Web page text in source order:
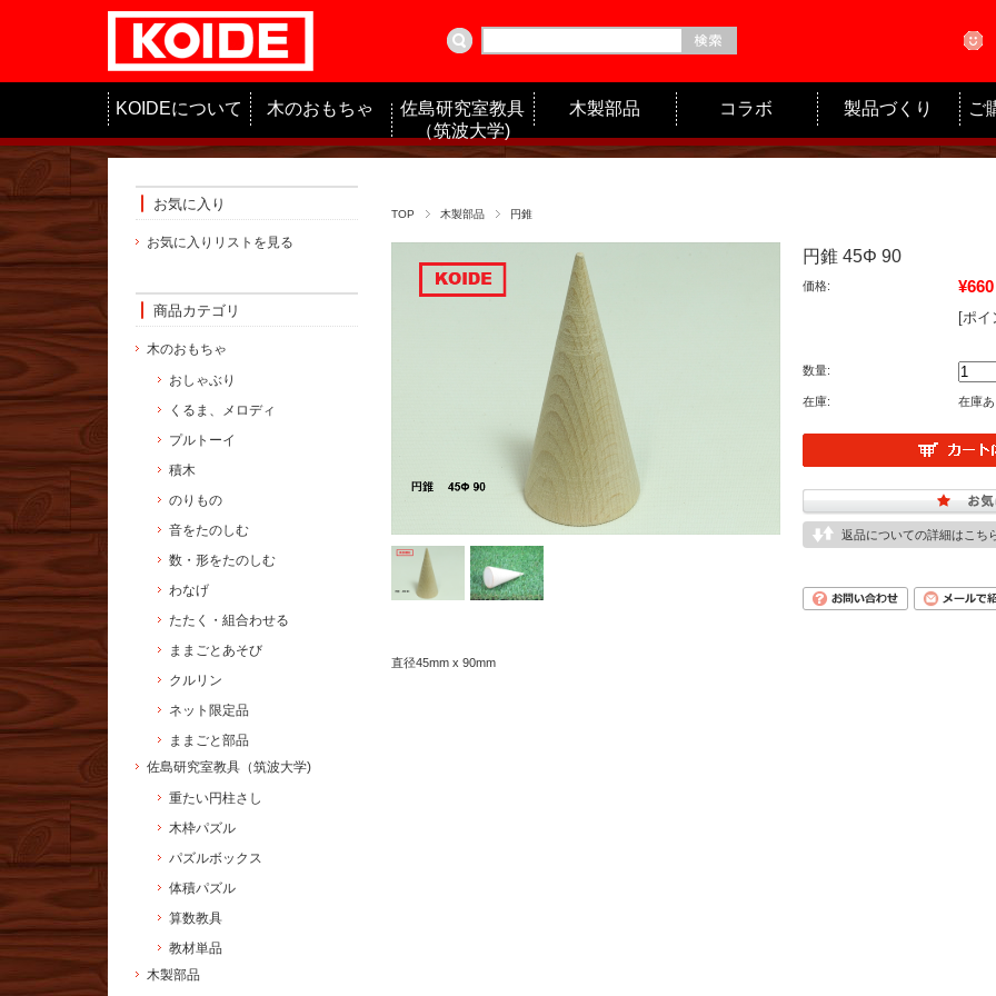
KOIDEについて 木のおもちゃ
佐島研究室教具
（筑波大学)
木製部品 コラボ 製品づくり ご
TOP 木製部品 円錐
円錐 45Φ 90
価格: ¥660
[ポ
数量:
在庫: 在庫
返品についての詳細はこち
直径45mm x 90mm
お気に入り
お気に入りリストを見る
商品カテゴリ
木のおもちゃ
おしゃぶり
くるま、メロディ
プルトーイ
積木
のりもの
音をたのしむ
数・形をたのしむ
わなげ
たたく・組合わせる
ままごとあそび
クルリン
ネット限定品
ままごと部品
佐島研究室教具（筑波大学)
重たい円柱さし
木枠パズル
パズルボックス
体積パズル
算数教具
教材単品
木製部品